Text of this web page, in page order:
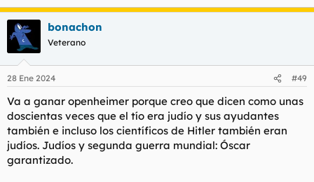
Y es que los reyes del mundo han puesto sobre la mesa la
guerra de sexos, para desviar la atención del auténtico
problema, y es que la riqueza no se distribuye igual y que daca
vez hay más desigualdad y la escalera social es más empinada
e inaccesible.
Una pena que el griego este se haya prestado a eso...
bonachon
Veterano
28 Ene 2024 #49
Va a ganar openheimer porque creo que dicen como unas
doscientas veces que el tío era judío y sus ayudantes
también e incluso los científicos de Hitler también eran
judíos. Judíos y segunda guerra mundial: Óscar
garantizado.